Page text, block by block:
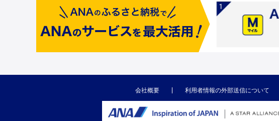
会社概要 利用者情報の外部送信について